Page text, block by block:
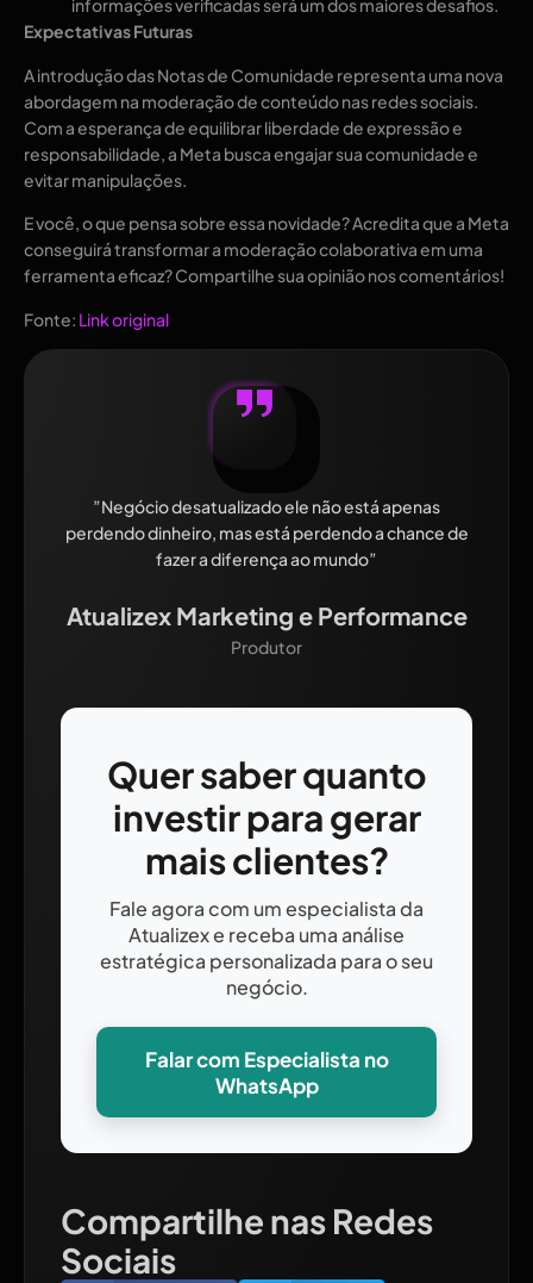
informações verificadas será um dos maiores desafios.
Expectativas Futuras
A introdução das Notas de Comunidade representa uma nova
abordagem na moderação de conteúdo nas redes sociais.
Com a esperança de equilibrar liberdade de expressão e
responsabilidade, a Meta busca engajar sua comunidade e
evitar manipulações.
E você, o que pensa sobre essa novidade? Acredita que a Meta
conseguirá transformar a moderação colaborativa em uma
ferramenta eficaz? Compartilhe sua opinião nos comentários!
Fonte: Link original
”Negócio desatualizado ele não está apenas
perdendo dinheiro, mas está perdendo a chance de
fazer a diferença ao mundo”
Atualizex Marketing e Performance
Produtor
Quer saber quanto
investir para gerar
mais clientes?
Fale agora com um especialista da
Atualizex e receba uma análise
estratégica personalizada para o seu
negócio.
Falar com Especialista no
WhatsApp
Compartilhe nas Redes
Sociais